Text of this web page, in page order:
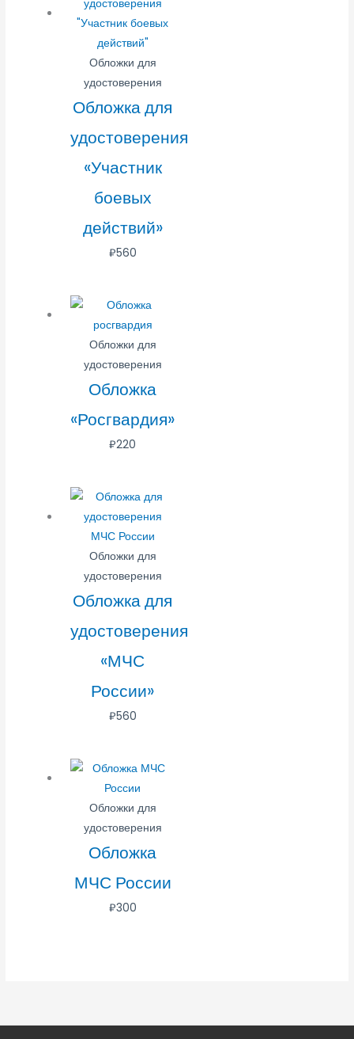
Обложки для
удостоверения
Обложка для
удостоверения
«Участник
боевых
действий»
₽560
Обложки для
удостоверения
Обложка
«Росгвардия»
₽220
Обложки для
удостоверения
Обложка для
удостоверения
«МЧС
России»
₽560
Обложки для
удостоверения
Обложка
МЧС России
₽300